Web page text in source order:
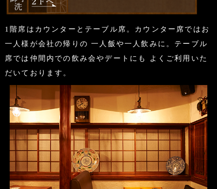
1階席はカウンターとテーブル席。カウンター席ではお
一人様が会社の帰りの 一人飯や一人飲みに。テーブル
席では仲間内での飲み会やデートにも よくご利用いた
だいております。